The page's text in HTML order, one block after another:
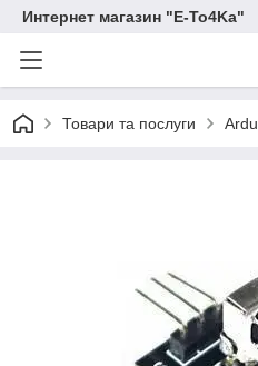
Интернет магазин "E-To4Ka"
Товари та послуги